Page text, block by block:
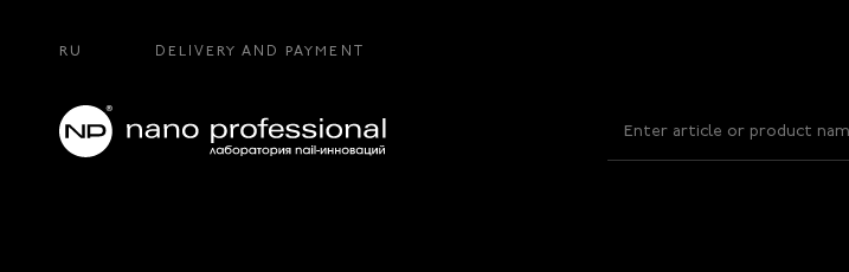
RU DELIVERY AND PAYMENT